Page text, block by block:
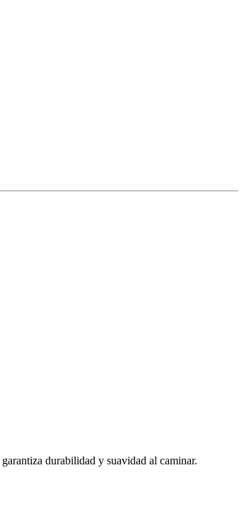
durabilidad y suavidad al caminar.